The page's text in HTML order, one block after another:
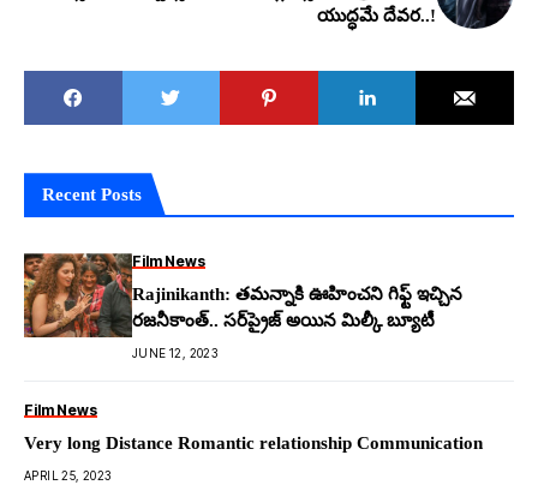
యుద్ధమే దేవర..!
Recent Posts
Film News
Rajinikanth: త‌మ‌న్నాకి ఊహించని గిఫ్ట్ ఇచ్చిన
ర‌జ‌నీకాంత్.. స‌ర్‌ప్రైజ్ అయిన మిల్కీ బ్యూటీ
JUNE 12, 2023
Film News
Very long Distance Romantic relationship Communication
APRIL 25, 2023